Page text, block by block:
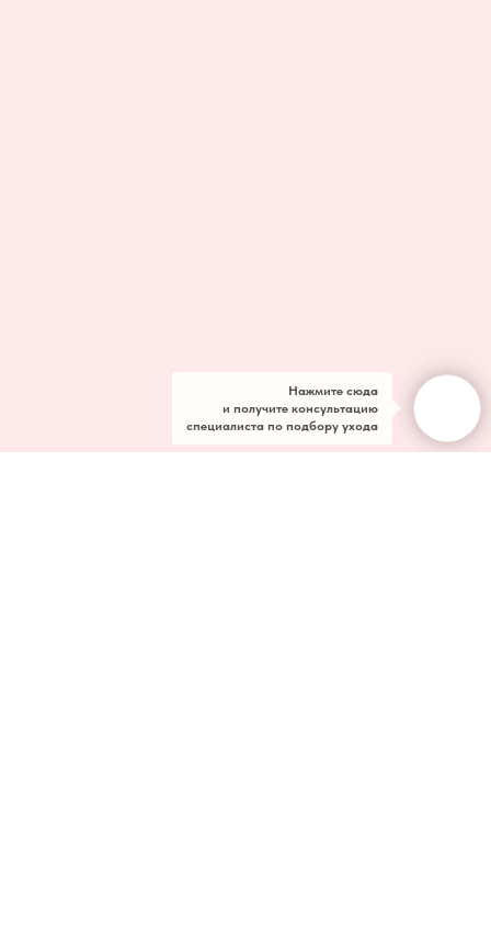
Нажмите сюда
и получите консультацию
специалиста по подбору ухода